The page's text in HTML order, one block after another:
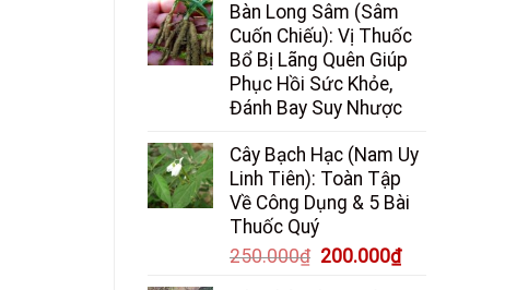
Bàn Long Sâm (Sâm
Cuốn Chiếu): Vị Thuốc
Bổ Bị Lãng Quên Giúp
Phục Hồi Sức Khỏe,
Đánh Bay Suy Nhược
Cây Bạch Hạc (Nam Uy
Linh Tiên): Toàn Tập
Về Công Dụng & 5 Bài
Thuốc Quý
250.000₫ Giá
200.000₫Giá